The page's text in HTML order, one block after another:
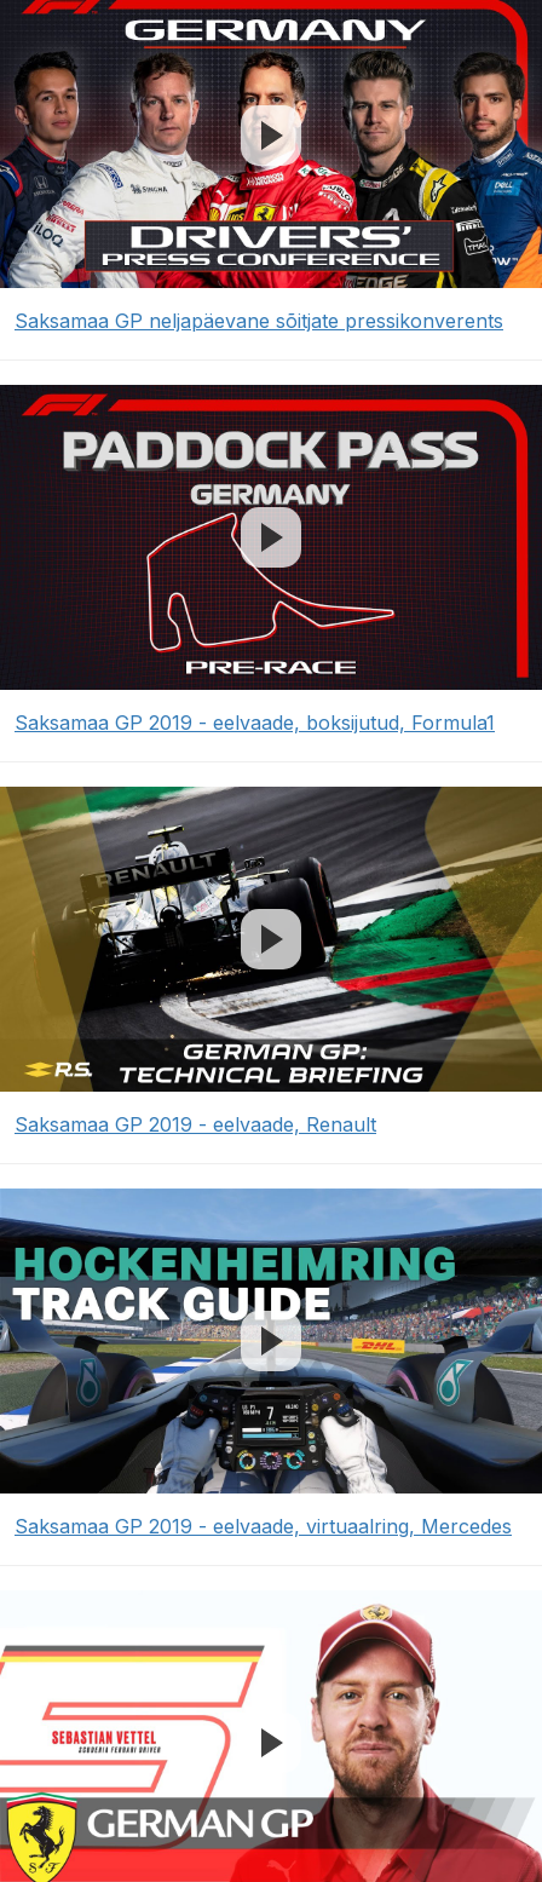
Saksamaa GP neljapäevane sõitjate pressikonverents
Saksamaa GP 2019 - eelvaade, boksijutud, Formula1
Saksamaa GP 2019 - eelvaade, Renault
Saksamaa GP 2019 - eelvaade, virtuaalring, Mercedes